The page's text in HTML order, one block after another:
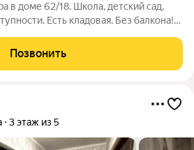
в доме 62/18. Школа, детский сад,
Есть кладовая. Без балкона!
Позвонить
3 этаж из 5